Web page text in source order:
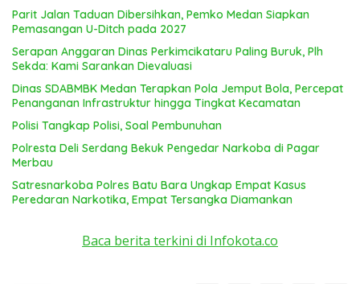
Parit Jalan Taduan Dibersihkan, Pemko Medan Siapkan
Pemasangan U-Ditch pada 2027
Serapan Anggaran Dinas Perkimcikataru Paling Buruk, Plh
Sekda: Kami Sarankan Dievaluasi
Dinas SDABMBK Medan Terapkan Pola Jemput Bola, Percepat
Penanganan Infrastruktur hingga Tingkat Kecamatan
Polisi Tangkap Polisi, Soal Pembunuhan
Polresta Deli Serdang Bekuk Pengedar Narkoba di Pagar
Merbau
Satresnarkoba Polres Batu Bara Ungkap Empat Kasus
Peredaran Narkotika, Empat Tersangka Diamankan
Baca berita terkini di Infokota.co